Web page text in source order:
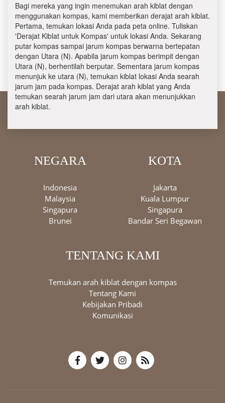
Bagi mereka yang ingin menemukan arah kiblat dengan
menggunakan kompas, kami memberikan derajat arah kiblat.
Pertama, temukan lokasi Anda pada peta online. Tuliskan
'Derajat Kiblat untuk Kompas' untuk lokasi Anda. Sekarang
putar kompas sampai jarum kompas berwarna bertepatan
dengan Utara (N). Apabila jarum kompas berimpit dengan
Utara (N), berhentilah berputar. Sementara jarum kompas
menunjuk ke utara (N), temukan kiblat lokasi Anda searah
jarum jam pada kompas. Derajat arah kiblat yang Anda
temukan searah jarum jam dari utara akan menunjukkan
arah kiblat.
NEGARA
Indonesia
Malaysia
Singapura
Brunei
KOTA
Jakarta
Kuala Lumpur
Singapura
Bandar Seri Begawan
TENTANG KAMI
Temukan arah kiblat dengan kompas
Tentang Kami
Kebijakan Pribadi
Komunikasi